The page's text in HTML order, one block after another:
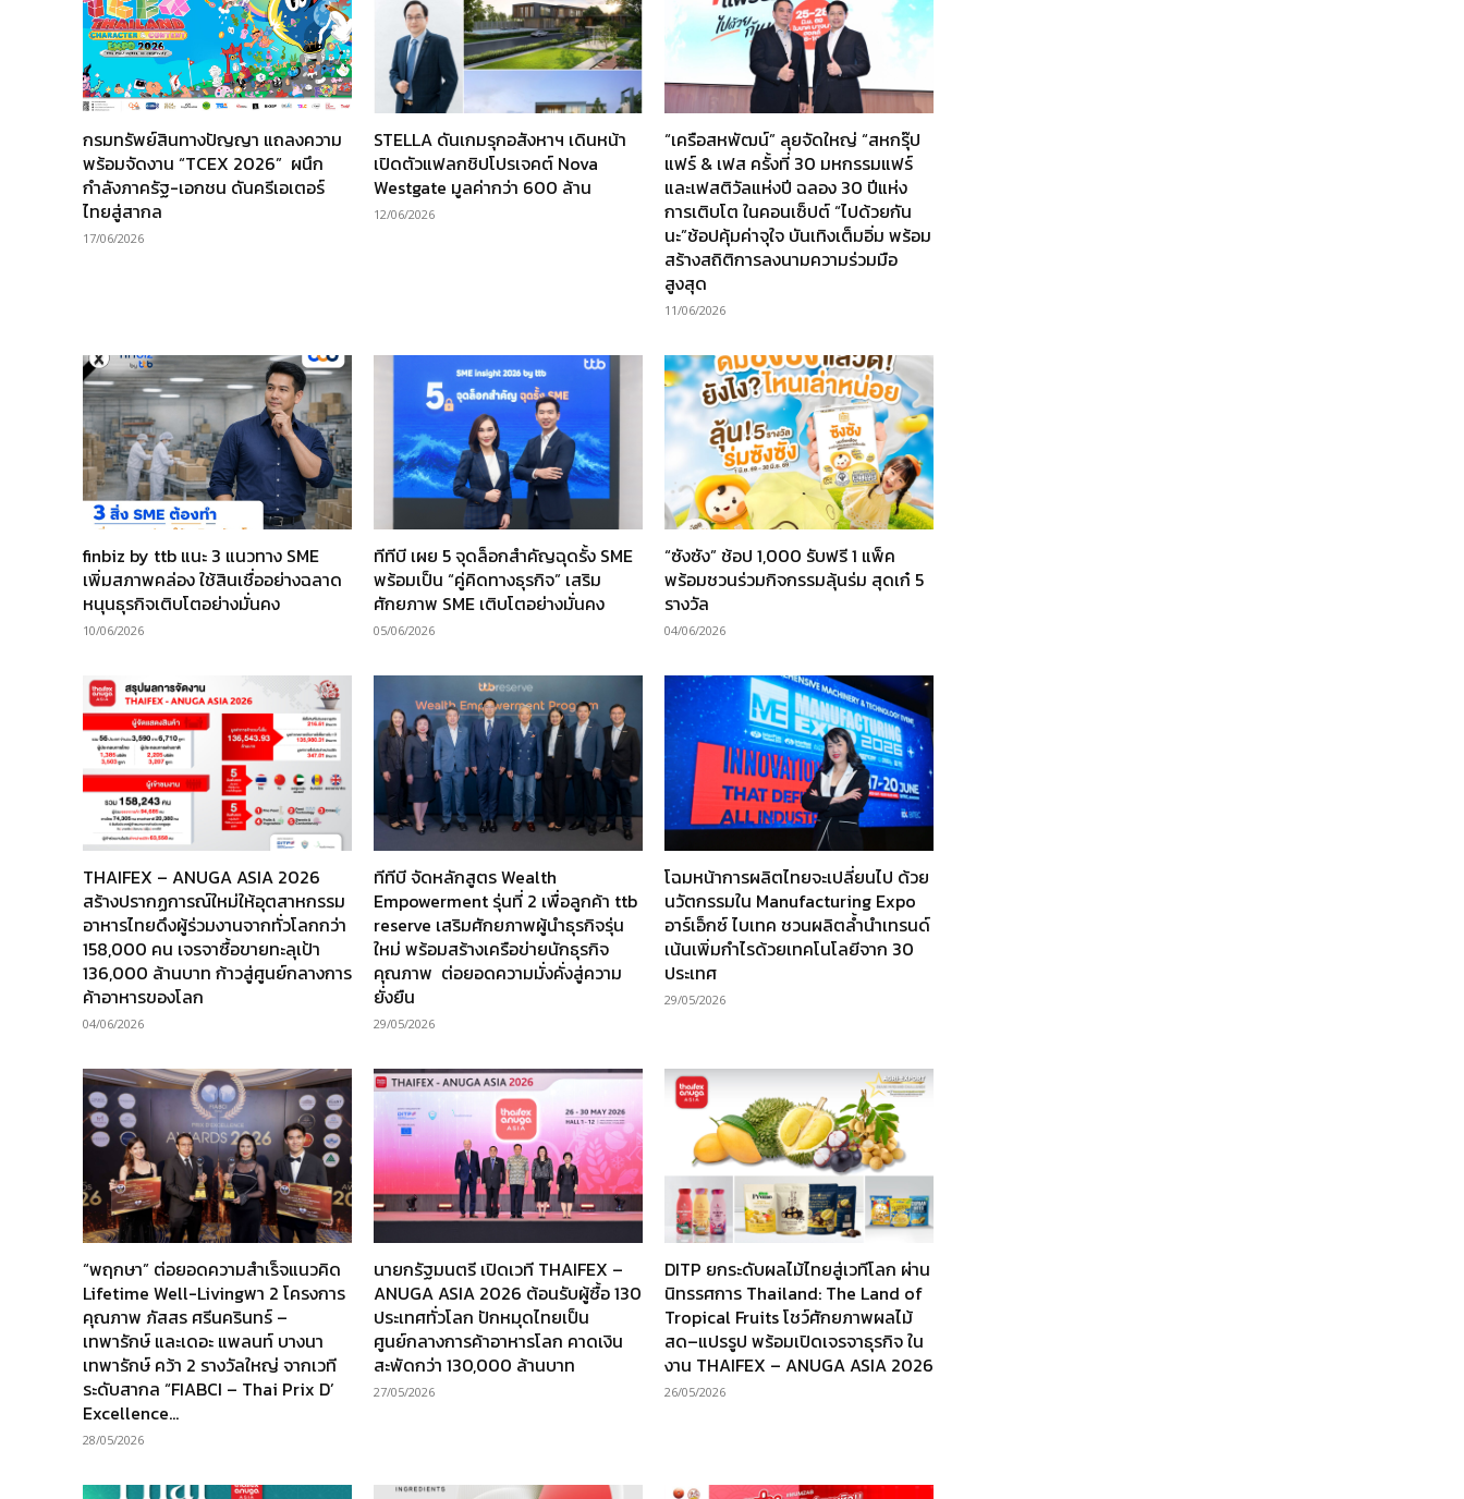
กรมทรัพย์สินทางปัญญา แถลงความ
พร้อมจัดงาน “TCEX 2026” ผนึก
กำลังภาครัฐ-เอกชน ดันครีเอเตอร์
ไทยสู่สากล
17/06/2026
STELLA ดันเกมรุกอสังหาฯ เดินหน้า
เปิดตัวแฟลกชิปโปรเจคต์ Nova
Westgate มูลค่ากว่า 600 ล้าน
12/06/2026
“เครือสหพัฒน์” ลุยจัดใหญ่ “สหกรุ๊ป
แฟร์ & เฟส ครั้งที่ 30 มหกรรมแฟร์
และเฟสติวัลแห่งปี ฉลอง 30 ปีแห่ง
การเติบโต ในคอนเซ็ปต์ “ไปด้วยกัน
นะ”ช้อปคุ้มค่าจุใจ บันเทิงเต็มอิ่ม พร้อม
สร้างสถิติการลงนามความร่วมมือ
สูงสุด
11/06/2026
finbiz by ttb แนะ 3 แนวทาง SME
เพิ่มสภาพคล่อง ใช้สินเชื่ออย่างฉลาด
หนุนธุรกิจเติบโตอย่างมั่นคง
10/06/2026
ทีทีบี เผย 5 จุดล็อกสำคัญฉุดรั้ง SME
พร้อมเป็น “คู่คิดทางธุรกิจ” เสริม
ศักยภาพ SME เติบโตอย่างมั่นคง
05/06/2026
“ซังซัง” ช้อป 1,000 รับฟรี 1 แพ็ค
พร้อมชวนร่วมกิจกรรมลุ้นร่ม สุดเก๋ 5
รางวัล
04/06/2026
THAIFEX – ANUGA ASIA 2026
สร้างปรากฏการณ์ใหม่ให้อุตสาหกรรม
อาหารไทยดึงผู้ร่วมงานจากทั่วโลกกว่า
158,000 คน เจรจาซื้อขายทะลุเป้า
136,000 ล้านบาท ก้าวสู่ศูนย์กลางการ
ค้าอาหารของโลก
04/06/2026
ทีทีบี จัดหลักสูตร Wealth
Empowerment รุ่นที่ 2 เพื่อลูกค้า ttb
reserve เสริมศักยภาพผู้นำธุรกิจรุ่น
ใหม่ พร้อมสร้างเครือข่ายนักธุรกิจ
คุณภาพ ต่อยอดความมั่งคั่งสู่ความ
ยั่งยืน
29/05/2026
โฉมหน้าการผลิตไทยจะเปลี่ยนไป ด้วย
นวัตกรรมใน Manufacturing Expo
อาร์เอ็กซ์ ไบเทค ชวนผลิตล้ำนำเทรนด์
เน้นเพิ่มกำไรด้วยเทคโนโลยีจาก 30
ประเทศ
29/05/2026
“พฤกษา” ต่อยอดความสำเร็จแนวคิด
Lifetime Well-Livingพา 2 โครงการ
คุณภาพ ภัสสร ศรีนครินทร์ –
เทพารักษ์ และเดอะ แพลนท์ บางนา
เทพารักษ์ คว้า 2 รางวัลใหญ่ จากเวที
ระดับสากล “FIABCI – Thai Prix D’
Excellence...
28/05/2026
นายกรัฐมนตรี เปิดเวที THAIFEX –
ANUGA ASIA 2026 ต้อนรับผู้ซื้อ 130
ประเทศทั่วโลก ปักหมุดไทยเป็น
ศูนย์กลางการค้าอาหารโลก คาดเงิน
สะพัดกว่า 130,000 ล้านบาท
27/05/2026
DITP ยกระดับผลไม้ไทยสู่เวทีโลก ผ่าน
นิทรรศการ Thailand: The Land of
Tropical Fruits โชว์ศักยภาพผลไม้
สด–แปรรูป พร้อมเปิดเจรจาธุรกิจ ใน
งาน THAIFEX – ANUGA ASIA 2026
26/05/2026